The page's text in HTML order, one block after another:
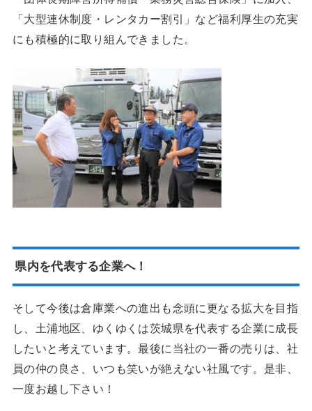
「大型連休制度・レンタカー割引」など福利厚生の充実
にも積極的に取り組んできました。
県内を代表する企業へ！
そして今後は倉庫業への進出も念頭に更なる拡大を目指
し、土浦地区、ゆくゆくは茨城県を代表する企業に成長
したいと考えています。最後に当社の一番の売りは、社
員の仲の良さ、いつも笑いが絶えない社風です。是非、
一度お越し下さい！